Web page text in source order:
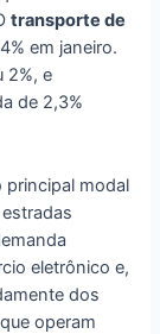
transporte de
em janeiro.
2%, e
de 2,3%
principal modal
eletrônico e,
dos
operam